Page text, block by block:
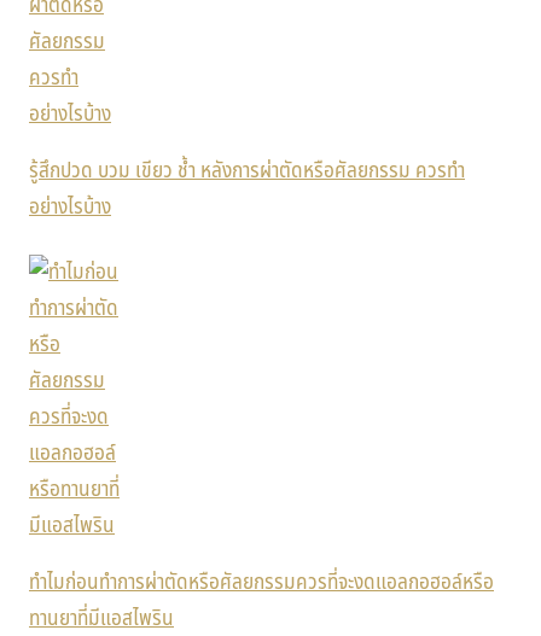
รู้สึกปวด บวม เขียว ช้ำ หลังการผ่าตัดหรือศัลยกรรม ควรทำ
อย่างไรบ้าง
ทำไมก่อนทำการผ่าตัดหรือศัลยกรรมควรที่จะงดแอลกอฮอล์หรือ
ทานยาที่มีแอสไพริน